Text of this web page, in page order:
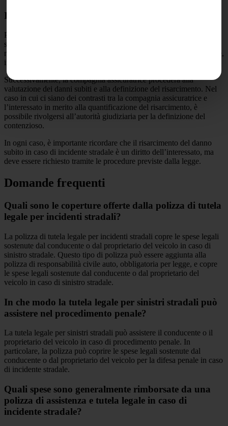
Iter di Richiesta
Per richiedere il risarcimento del danno subito in caso di incidente
stradale, è necessario seguire un preciso iter. In primo luogo, è
necessario denunciare il sinistro alla propria compagnia assicuratrice,
indicando i danni subiti e la dinamica dell’incidente.
Successivamente, la compagnia assicuratrice procederà alla
valutazione dei danni subiti e alla definizione del risarcimento. Nel
caso in cui ci siano dei contrasti tra la compagnia assicuratrice e
l’interessato in merito alla quantificazione del risarcimento, è
possibile rivolgersi all’autorità giudiziaria per la definizione del
contenzioso.
In ogni caso, è importante ricordare che il risarcimento del danno
subito in caso di incidente stradale è un diritto dell’interessato, ma
deve essere richiesto tramite le procedure previste dalla legge.
Domande frequenti
Quali sono le coperture offerte dalla polizza di tutela
legale per incidenti stradali?
La polizza di tutela legale per incidenti stradali copre le spese legali
sostenute dal conducente o dal proprietario del veicolo in caso di
sinistro stradale. Questo tipo di polizza può essere aggiunta alla
polizza di responsabilità civile auto, obbligatoria per legge, e copre
le spese legali sostenute dal conducente o dal proprietario del
veicolo in caso di sinistro stradale.
In che modo la tutela legale per sinistri stradali può
assistere nel procedimento penale?
La tutela legale per sinistri stradali può assistere il conducente o il
proprietario del veicolo in caso di procedimento penale. In
particolare, la polizza può coprire le spese legali sostenute dal
conducente o dal proprietario del veicolo per la difesa penale in caso
di incidente stradale.
Quali spese sono generalmente rimborsate da una
polizza di assistenza e tutela legale in caso di
incidente stradale?